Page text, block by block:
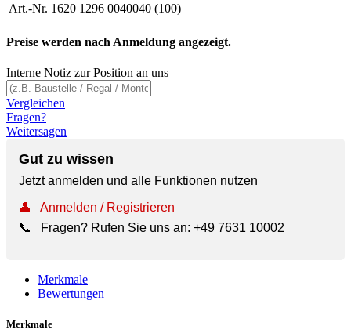
Art.-Nr. 1620 1296 0040040 (100)
Preise werden nach Anmeldung angezeigt.
Interne Notiz zur Position an uns
Vergleichen
Fragen?
Weitersagen
Gut zu wissen
Jetzt anmelden und alle Funktionen nutzen
👤
Anmelden / Registrieren
📞
Fragen? Rufen Sie uns an: +49 7631 10002
Merkmale
Bewertungen
Merkmale